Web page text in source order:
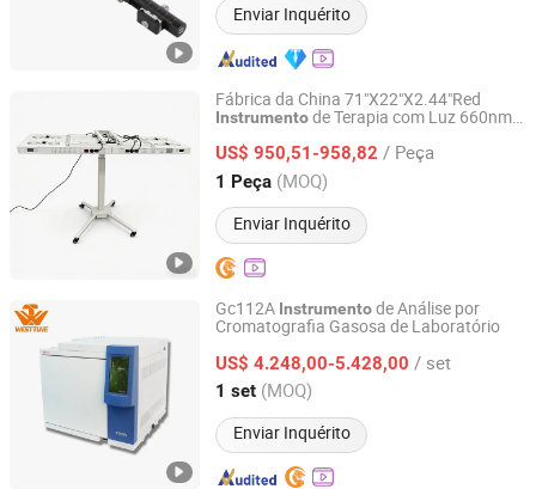
Enviar Inquérito
Fábrica da China 71"X22"X2.44"Red
Instrumentode Terapia com Luz 660nm
Infravermelha Próxima Painel de Terapia
com Luz Vermelha para o Corpo Inteiro
Quatro em Um 1280 LEDs PCS
US$ 950,51-958,82 / Peça
1 Peça (MOQ)
Enviar Inquérito
Shenzhen Sanliuwu Technology Limited Company
Guangdong, China Desde 2026
Gc112A Instrumentode Análise por
Cromatografia Gasosa de Laboratório
US$ 4.248,00-5.428,00 / set
1 set (MOQ)
Enviar Inquérito
Hangzhou West Tune Trading Co., Limited
Zhejiang, China Desde 2021